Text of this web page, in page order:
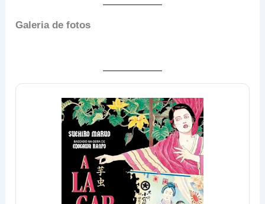
Galeria de fotos